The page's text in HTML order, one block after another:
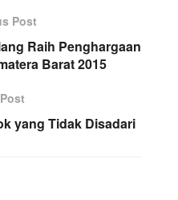
Post
Raih Penghargaan
Barat 2015
yang Tidak Disadari